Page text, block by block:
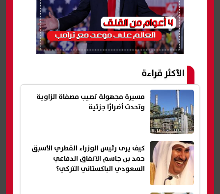
الأكثر قراءة
مسيرة مجهولة تصيب مصفاة الزاوية
وتحدث أضرارًا جزئية
كيف يرى رئيس الوزراء القطري الأسبق
حمد بن جاسم الاتفاق الدفاعي
السعودي الباكستاني التركي؟